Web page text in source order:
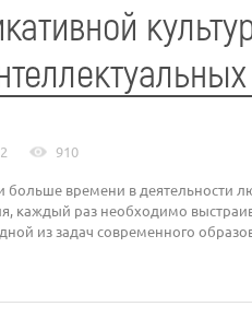
910
времени в деятельности
каждый раз необходимо
из задач современного